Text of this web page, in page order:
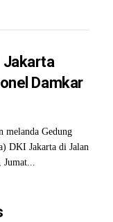
Jakarta
Damkar
Gedung
DKI Jakarta di Jalan